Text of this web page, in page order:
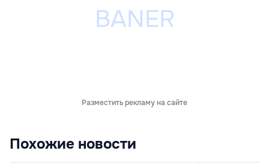
Разместить рекламу на сайте
Похожие новости